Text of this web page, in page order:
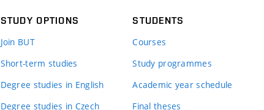
STUDY OPTIONS
Join BUT
Short-term studies
Degree studies in English
Degree studies in Czech
STUDENTS
Courses
Study programmes
Academic year schedule
Final theses